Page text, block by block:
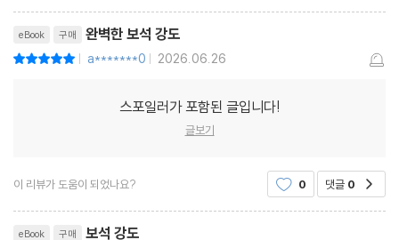
eBook 구매 완벽한 보석 강도
| a*******0 | 2026.06.26
스포일러가 포함된 글입니다!
글보기
이 리뷰가 도움이 되었나요? 0 댓글 0
eBook 구매 보석 강도